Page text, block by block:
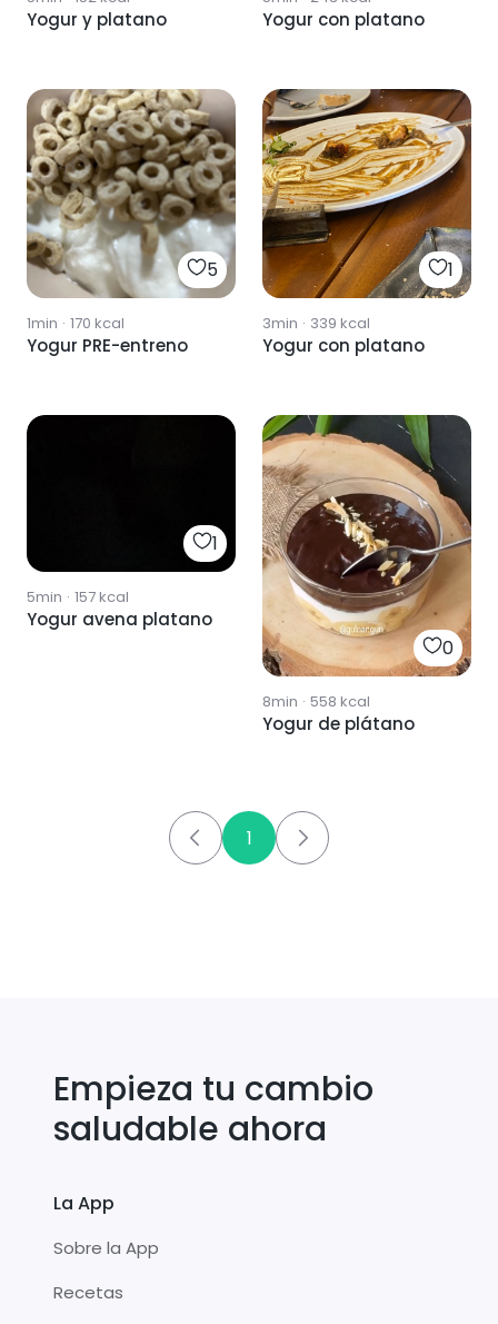
Yogur y platano Yogur con platano
5
1min · 170 kcal
Yogur PRE-entreno
1
3min · 339 kcal
Yogur con platano
1
5min · 157kcal
Yogur avena platano
0
8min · 558 kcal
Yogur de plátano
1
Empieza tu cambio
saludable ahora
La App
Sobre la App
Recetas